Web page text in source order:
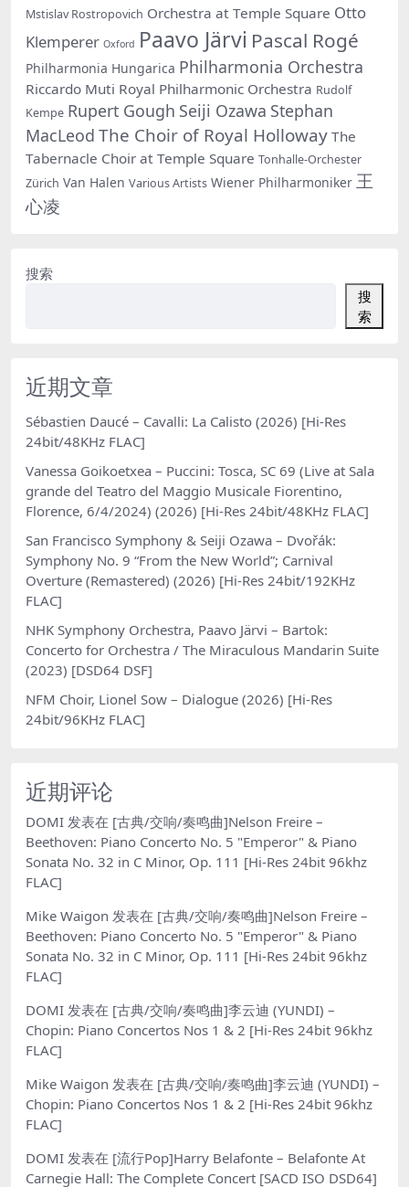
Mstislav Rostropovich Orchestra at Temple Square Otto
Klemperer Oxford Paavo Järvi Pascal Rogé
Philharmonia Hungarica Philharmonia Orchestra
Riccardo Muti Royal Philharmonic Orchestra Rudolf
Kempe Rupert Gough Seiji Ozawa Stephan
MacLeod The Choir of Royal Holloway The
Tabernacle Choir at Temple Square Tonhalle-Orchester
Zürich Van Halen Various Artists Wiener Philharmoniker 王
心凌
搜索
搜
索
近期文章
Sébastien Daucé – Cavalli: La Calisto (2026) [Hi-Res
24bit/48KHz FLAC]
Vanessa Goikoetxea – Puccini: Tosca, SC 69 (Live at Sala
grande del Teatro del Maggio Musicale Fiorentino,
Florence, 6/4/2024) (2026) [Hi-Res 24bit/48KHz FLAC]
San Francisco Symphony & Seiji Ozawa – Dvořák:
Symphony No. 9 “From the New World”; Carnival
Overture (Remastered) (2026) [Hi-Res 24bit/192KHz
FLAC]
NHK Symphony Orchestra, Paavo Järvi – Bartok:
Concerto for Orchestra / The Miraculous Mandarin Suite
(2023) [DSD64 DSF]
NFM Choir, Lionel Sow – Dialogue (2026) [Hi-Res
24bit/96KHz FLAC]
近期评论
DOMI 发表在 [古典/交响/奏鸣曲]Nelson Freire –
Beethoven: Piano Concerto No. 5 "Emperor" & Piano
Sonata No. 32 in C Minor, Op. 111 [Hi-Res 24bit 96khz
FLAC]
Mike Waigon 发表在 [古典/交响/奏鸣曲]Nelson Freire –
Beethoven: Piano Concerto No. 5 "Emperor" & Piano
Sonata No. 32 in C Minor, Op. 111 [Hi-Res 24bit 96khz
FLAC]
DOMI 发表在 [古典/交响/奏鸣曲]李云迪 (YUNDI) –
Chopin: Piano Concertos Nos 1 & 2 [Hi-Res 24bit 96khz
FLAC]
Mike Waigon 发表在 [古典/交响/奏鸣曲]李云迪 (YUNDI) –
Chopin: Piano Concertos Nos 1 & 2 [Hi-Res 24bit 96khz
FLAC]
DOMI 发表在 [流行Pop]Harry Belafonte – Belafonte At
Carnegie Hall: The Complete Concert [SACD ISO DSD64]